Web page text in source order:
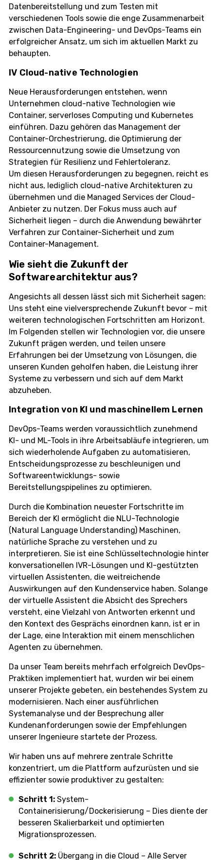
Datenbereitstellung und zum Testen mit
verschiedenen Tools sowie die enge Zusammenarbeit
zwischen Data-Engineering- und DevOps-Teams ein
erfolgreicher Ansatz, um sich im aktuellen Markt zu
behaupten.
IV Cloud-native Technologien
Neue Herausforderungen entstehen, wenn
Unternehmen cloud-native Technologien wie
Container, serverloses Computing und Kubernetes
einführen. Dazu gehören das Management der
Container-Orchestrierung, die Optimierung der
Ressourcennutzung sowie die Umsetzung von
Strategien für Resilienz und Fehlertoleranz.
Um diesen Herausforderungen zu begegnen, reicht es
nicht aus, lediglich cloud-native Architekturen zu
übernehmen und die Managed Services der Cloud-
Anbieter zu nutzen. Der Fokus muss auch auf
Sicherheit liegen – durch die Anwendung bewährter
Verfahren zur Container-Sicherheit und zum
Container-Management.
Wie sieht die Zukunft der
Softwarearchitektur aus?
Angesichts all dessen lässt sich mit Sicherheit sagen:
Uns steht eine vielversprechende Zukunft bevor – mit
weiteren technologischen Fortschritten am Horizont.
Im Folgenden stellen wir Technologien vor, die unsere
Zukunft prägen werden, und teilen unsere
Erfahrungen bei der Umsetzung von Lösungen, die
unseren Kunden geholfen haben, die Leistung ihrer
Systeme zu verbessern und sich auf dem Markt
abzuheben.
Integration von KI und maschinellem Lernen
DevOps-Teams werden voraussichtlich zunehmend
KI- und ML-Tools in ihre Arbeitsabläufe integrieren, um
sich wiederholende Aufgaben zu automatisieren,
Entscheidungsprozesse zu beschleunigen und
Softwareentwicklungs- sowie
Bereitstellungspipelines zu optimieren.
Durch die Kombination neuester Fortschritte im
Bereich der KI ermöglicht die NLU-Technologie
(Natural Language Understanding) Maschinen,
natürliche Sprache zu verstehen und zu
interpretieren. Sie ist eine Schlüsseltechnologie hinter
konversationellen IVR-Lösungen und KI-gestützten
virtuellen Assistenten, die weitreichende
Auswirkungen auf den Kundenservice haben. Solange
der virtuelle Assistent die Absicht des Sprechers
versteht, eine Vielzahl von Antworten erkennt und
den Kontext des Gesprächs einordnen kann, ist er in
der Lage, eine Interaktion mit einem menschlichen
Agenten zu übernehmen.
Da unser Team bereits mehrfach erfolgreich DevOps-
Praktiken implementiert hat, wurden wir bei einem
unserer Projekte gebeten, ein bestehendes System zu
modernisieren. Nach einer ausführlichen
Systemanalyse und der Besprechung aller
Kundenanforderungen sowie der Empfehlungen
unserer Ingenieure startete der Prozess.
Wir haben uns auf mehrere zentrale Schritte
konzentriert, um die Plattform aufzurüsten und sie
effizienter sowie produktiver zu gestalten:
Schritt 1: System-
Containerisierung/Dockerisierung – Dies diente der
besseren Skalierbarkeit und optimierten
Migrationsprozessen.
Schritt 2: Übergang in die Cloud – Alle Server